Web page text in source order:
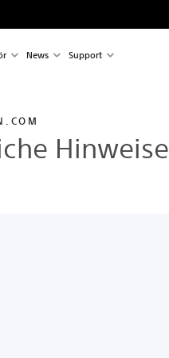
News Support
Hinweise